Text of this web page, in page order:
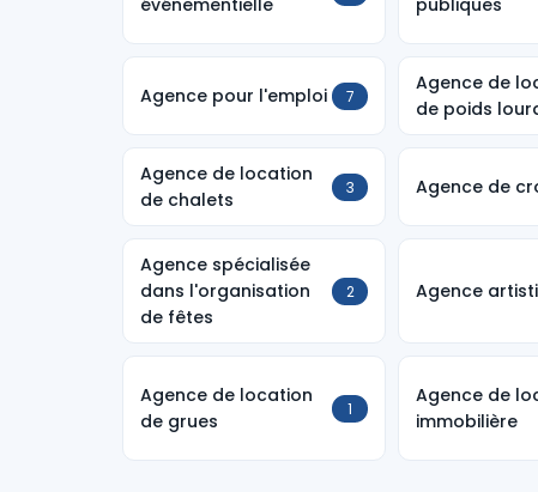
événementielle
publiques
Agence pour l'emploi 7
Agence de
de poids
Agence de location
de chalets
3 Agence de
Agence spécialisée
dans l'organisation
de fêtes
2 Agence
Agence de location
de grues
1
Agence de
immobilière